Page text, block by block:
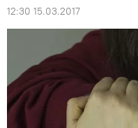
12:30 15.03.2017